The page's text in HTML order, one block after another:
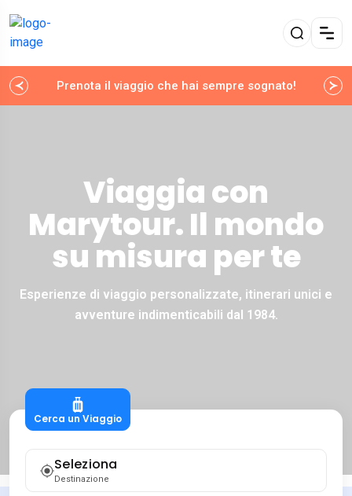
Prenota il viaggio che hai sempre sognato!
Viaggia con
Marytour. Il mondo
su misura per te
Esperienze di viaggio personalizzate, itinerari unici e
avventure indimenticabili dal 1984.
Cerca un Viaggio
Seleziona
Destinazione